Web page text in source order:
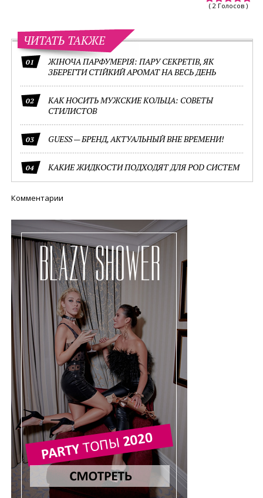
( 2 Голосов )
ЧИТАТЬ ТАКЖЕ
01
ЖІНОЧА ПАРФУМЕРІЯ: ПАРУ СЕКРЕТІВ, ЯК
ЗБЕРЕГТИ СТІЙКИЙ АРОМАТ НА ВЕСЬ ДЕНЬ
02
КАК НОСИТЬ МУЖСКИЕ КОЛЬЦА: СОВЕТЫ
СТИЛИСТОВ
03 GUESS — БРЕНД, АКТУАЛЬНЫЙ ВНЕ ВРЕМЕНИ!
04 КАКИЕ ЖИДКОСТИ ПОДХОДЯТ ДЛЯ POD СИСТЕМ
Комментарии